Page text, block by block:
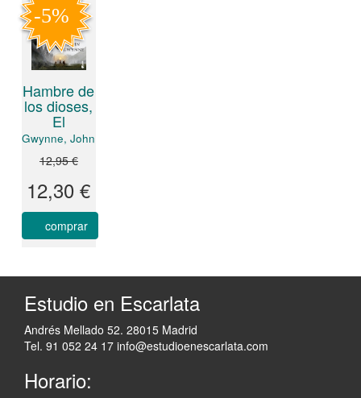
Hambre de
los dioses,
El
Gwynne, John
12,95 €
12,30 €
comprar
Estudio en Escarlata
Andrés Mellado 52. 28015 Madrid
Tel. 91 052 24 17 info@estudioenescarlata.com
Horario: